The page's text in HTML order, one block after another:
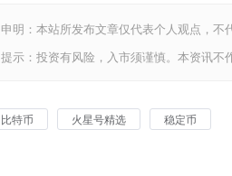
申明：本站所发布文章仅代表个人观点，不
提示：投资有风险，入市须谨慎。本资讯不
比特币 火星号精选 稳定币